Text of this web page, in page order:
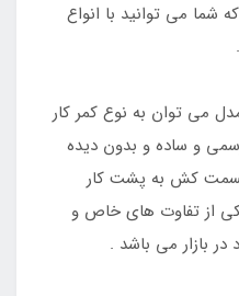
شما می توانید با انواع
می توان به نوع کمر کار
و ساده و بدون دیده
کش به پشت کار
از تفاوت های خاص و
بازار می باشد .